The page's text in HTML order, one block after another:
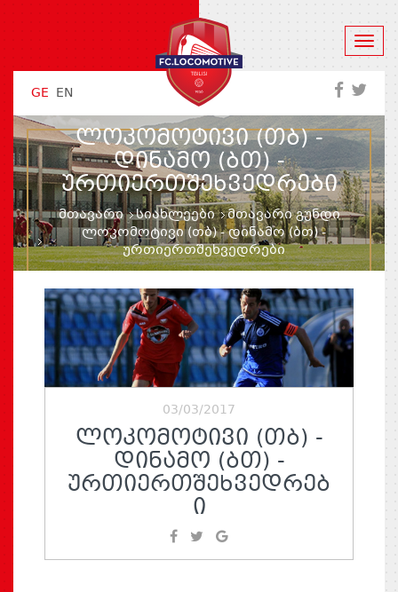
GE EN
ᲚᲝᲙᲝᲛᲝᲢᲘᲕᲘ (ᲗᲑ) -
ᲓᲘᲜᲐᲛᲝ (ᲑᲗ) -
ᲣᲠᲗᲘᲔᲠᲗᲨᲔᲮᲕᲔᲓᲠᲔᲑᲘ
მთავარი სიახლეები
მთავარი გუნდი
ლოკომოტივი (თბ) - დინამო (ბთ) -
ურთიერთშეხვედრები
03/03/2017
ᲚᲝᲙᲝᲛᲝᲢᲘᲕᲘ (ᲗᲑ) -
ᲓᲘᲜᲐᲛᲝ (ᲑᲗ) -
ᲣᲠᲗᲘᲔᲠᲗᲨᲔᲮᲕᲔᲓᲠᲔᲑ
Ი